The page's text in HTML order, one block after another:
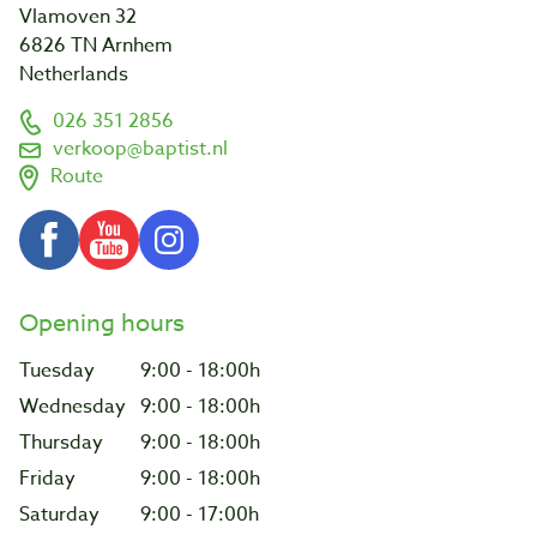
Vlamoven 32
6826 TN Arnhem
Netherlands
026 351 2856
verkoop@baptist.nl
Route
Opening hours
Tuesday
9:00 - 18:00h
Wednesday 9:00 - 18:00h
Thursday
9:00 - 18:00h
Friday
9:00 - 18:00h
Saturday
9:00 - 17:00h